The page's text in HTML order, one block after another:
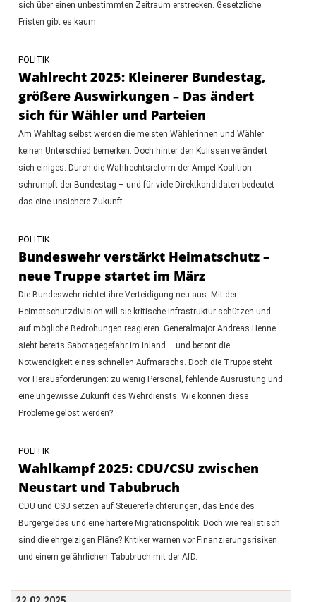
sich über einen unbestimmten Zeitraum erstrecken. Gesetzliche
Fristen gibt es kaum.
POLITIK
Wahlrecht 2025: Kleinerer Bundestag,
größere Auswirkungen – Das ändert
sich für Wähler und Parteien
Am Wahltag selbst werden die meisten Wählerinnen und Wähler
keinen Unterschied bemerken. Doch hinter den Kulissen verändert
sich einiges: Durch die Wahlrechtsreform der Ampel-Koalition
schrumpft der Bundestag – und für viele Direktkandidaten bedeutet
das eine unsichere Zukunft.
POLITIK
Bundeswehr verstärkt Heimatschutz –
neue Truppe startet im März
Die Bundeswehr richtet ihre Verteidigung neu aus: Mit der
Heimatschutzdivision will sie kritische Infrastruktur schützen und
auf mögliche Bedrohungen reagieren. Generalmajor Andreas Henne
sieht bereits Sabotagegefahr im Inland – und betont die
Notwendigkeit eines schnellen Aufmarschs. Doch die Truppe steht
vor Herausforderungen: zu wenig Personal, fehlende Ausrüstung und
eine ungewisse Zukunft des Wehrdiensts. Wie können diese
Probleme gelöst werden?
POLITIK
Wahlkampf 2025: CDU/CSU zwischen
Neustart und Tabubruch
CDU und CSU setzen auf Steuererleichterungen, das Ende des
Bürgergeldes und eine härtere Migrationspolitik. Doch wie realistisch
sind die ehrgeizigen Pläne? Kritiker warnen vor Finanzierungsrisiken
und einem gefährlichen Tabubruch mit der AfD.